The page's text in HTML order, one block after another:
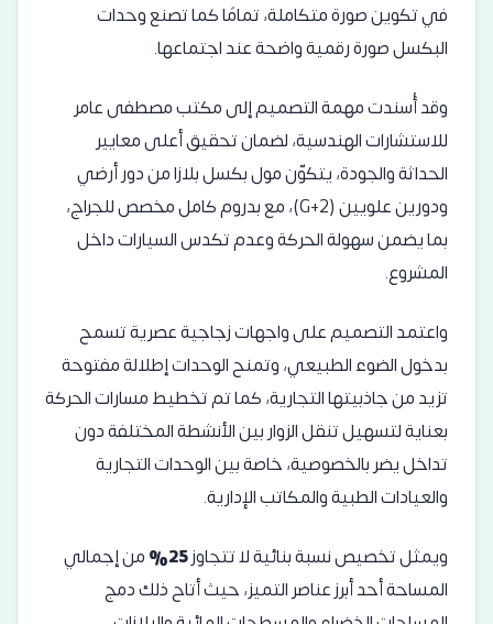
في تكوين صورة متكاملة، تمامًا كما تصنع وحدات
البكسل صورة رقمية واضحة عند اجتماعها.
وقد أُسندت مهمة التصميم إلى مكتب مصطفى عامر
للاستشارات الهندسية، لضمان تحقيق أعلى معايير
الحداثة والجودة، يتكوّن مول بكسل بلازا من دور أرضي
ودورين علويين (G+2)، مع بدروم كامل مخصص للجراج،
بما يضمن سهولة الحركة وعدم تكدس السيارات داخل
المشروع.
واعتمد التصميم على واجهات زجاجية عصرية تسمح
بدخول الضوء الطبيعي، وتمنح الوحدات إطلالة مفتوحة
تزيد من جاذبيتها التجارية، كما تم تخطيط مسارات الحركة
بعناية لتسهيل تنقل الزوار بين الأنشطة المختلفة دون
تداخل يضر بالخصوصية، خاصة بين الوحدات التجارية
والعيادات الطبية والمكاتب الإدارية.
ويمثل تخصيص نسبة بنائية لا تتجاوز25%
من إجمالي
المساحة أحد أبرز عناصر التميز، حيث أتاح ذلك دمج